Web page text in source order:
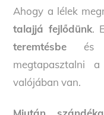
Ahogy a lélek
talajjá fejlődünk.
teremtésbe és
megtapasztalni
valójában van.